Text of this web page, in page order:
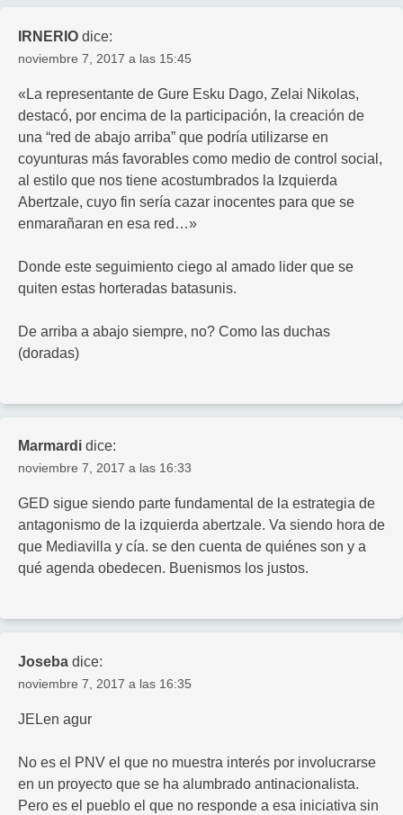
IRNERIO dice:
noviembre 7, 2017 a las 15:45
«La representante de Gure Esku Dago, Zelai Nikolas,
destacó, por encima de la participación, la creación de
una “red de abajo arriba” que podría utilizarse en
coyunturas más favorables como medio de control social,
al estilo que nos tiene acostumbrados la Izquierda
Abertzale, cuyo fin sería cazar inocentes para que se
enmarañaran en esa red…»
Donde este seguimiento ciego al amado lider que se
quiten estas horteradas batasunis.
De arriba a abajo siempre, no? Como las duchas
(doradas)
Marmardi dice:
noviembre 7, 2017 a las 16:33
GED sigue siendo parte fundamental de la estrategia de
antagonismo de la izquierda abertzale. Va siendo hora de
que Mediavilla y cía. se den cuenta de quiénes son y a
qué agenda obedecen. Buenismos los justos.
Joseba dice:
noviembre 7, 2017 a las 16:35
JELen agur
No es el PNV el que no muestra interés por involucrarse
en un proyecto que se ha alumbrado antinacionalista.
Pero es el pueblo el que no responde a esa iniciativa sin